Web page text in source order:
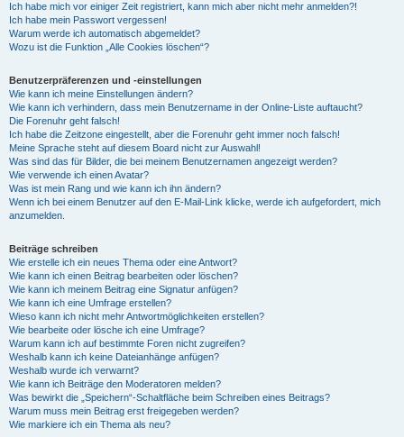
Ich habe mich vor einiger Zeit registriert, kann mich aber nicht mehr anmelden?!
Ich habe mein Passwort vergessen!
Warum werde ich automatisch abgemeldet?
Wozu ist die Funktion „Alle Cookies löschen“?
Benutzerpräferenzen und -einstellungen
Wie kann ich meine Einstellungen ändern?
Wie kann ich verhindern, dass mein Benutzername in der Online-Liste auftaucht?
Die Forenuhr geht falsch!
Ich habe die Zeitzone eingestellt, aber die Forenuhr geht immer noch falsch!
Meine Sprache steht auf diesem Board nicht zur Auswahl!
Was sind das für Bilder, die bei meinem Benutzernamen angezeigt werden?
Wie verwende ich einen Avatar?
Was ist mein Rang und wie kann ich ihn ändern?
Wenn ich bei einem Benutzer auf den E-Mail-Link klicke, werde ich aufgefordert, mich
anzumelden.
Beiträge schreiben
Wie erstelle ich ein neues Thema oder eine Antwort?
Wie kann ich einen Beitrag bearbeiten oder löschen?
Wie kann ich meinem Beitrag eine Signatur anfügen?
Wie kann ich eine Umfrage erstellen?
Wieso kann ich nicht mehr Antwortmöglichkeiten erstellen?
Wie bearbeite oder lösche ich eine Umfrage?
Warum kann ich auf bestimmte Foren nicht zugreifen?
Weshalb kann ich keine Dateianhänge anfügen?
Weshalb wurde ich verwarnt?
Wie kann ich Beiträge den Moderatoren melden?
Was bewirkt die „Speichern“-Schaltfläche beim Schreiben eines Beitrags?
Warum muss mein Beitrag erst freigegeben werden?
Wie markiere ich ein Thema als neu?